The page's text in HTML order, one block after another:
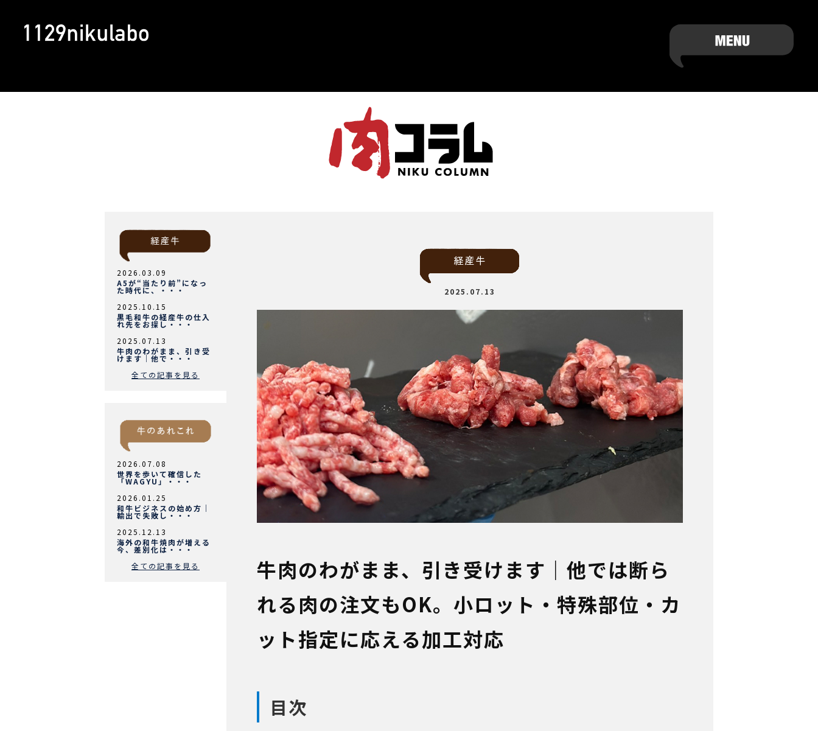
2026.03.09
A5が“当たり前”になっ
た時代に、・・・
2025.10.15
黒毛和牛の経産牛の仕入
れ先をお探し・・・
2025.07.13
牛肉のわがまま、引き受
けます｜他で・・・
全ての記事を見る
2026.07.08
世界を歩いて確信した
「WAGYU」・・・
2026.01.25
和牛ビジネスの始め方｜
輸出で失敗し・・・
2025.12.13
海外の和牛焼肉が増える
今、差別化は・・・
全ての記事を見る
2025.07.13
牛肉のわがまま、引き受けます｜他では断ら
れる肉の注文もOK。小ロット・特殊部位・カ
ット指定に応える加工対応
目次